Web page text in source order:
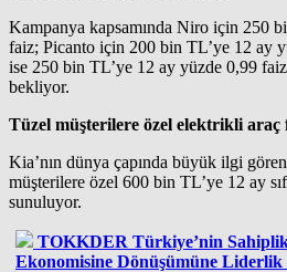
Kampanya kapsamında Niro için 250
faiz; Picanto için 200 bin TL’ye 12 ay
ise 250 bin TL’ye 12 ay yüzde 0,99 faiz
bekliyor.
Tüzel müşterilere özel elektrikli araç
Kia’nın dünya çapında büyük ilgi
müşterilere özel 600 bin TL’ye 12 ay
sunuluyor.
TOKKDER Türkiye’nin
Ekonomisine Dönüşümüne Liderlik